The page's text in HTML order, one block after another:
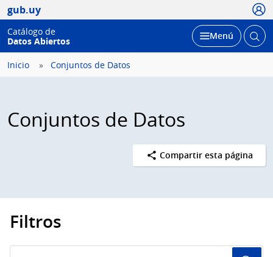
gub.uy
Catálogo de
Datos Abiertos
Desplegar
Menú Abrir
Inicio Conjuntos de Datos
Conjuntos de Datos
Compartir esta página
Filtros